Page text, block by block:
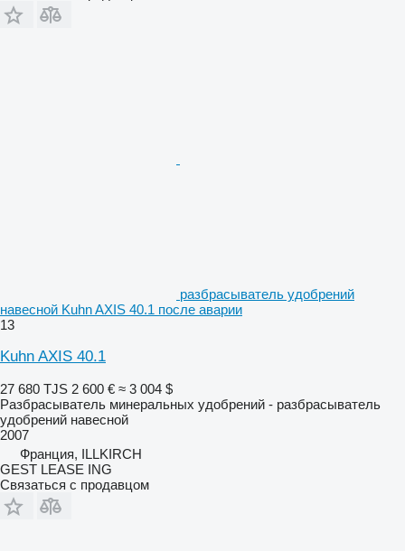
разбрасыватель удобрений
навесной Kuhn AXIS 40.1 после аварии
13
Kuhn AXIS 40.1
27 680 TJS 2 600 € ≈ 3 004 $
Разбрасыватель минеральных удобрений - разбрасыватель
удобрений навесной
2007
Франция, ILLKIRCH
GEST LEASE ING
Связаться с продавцом